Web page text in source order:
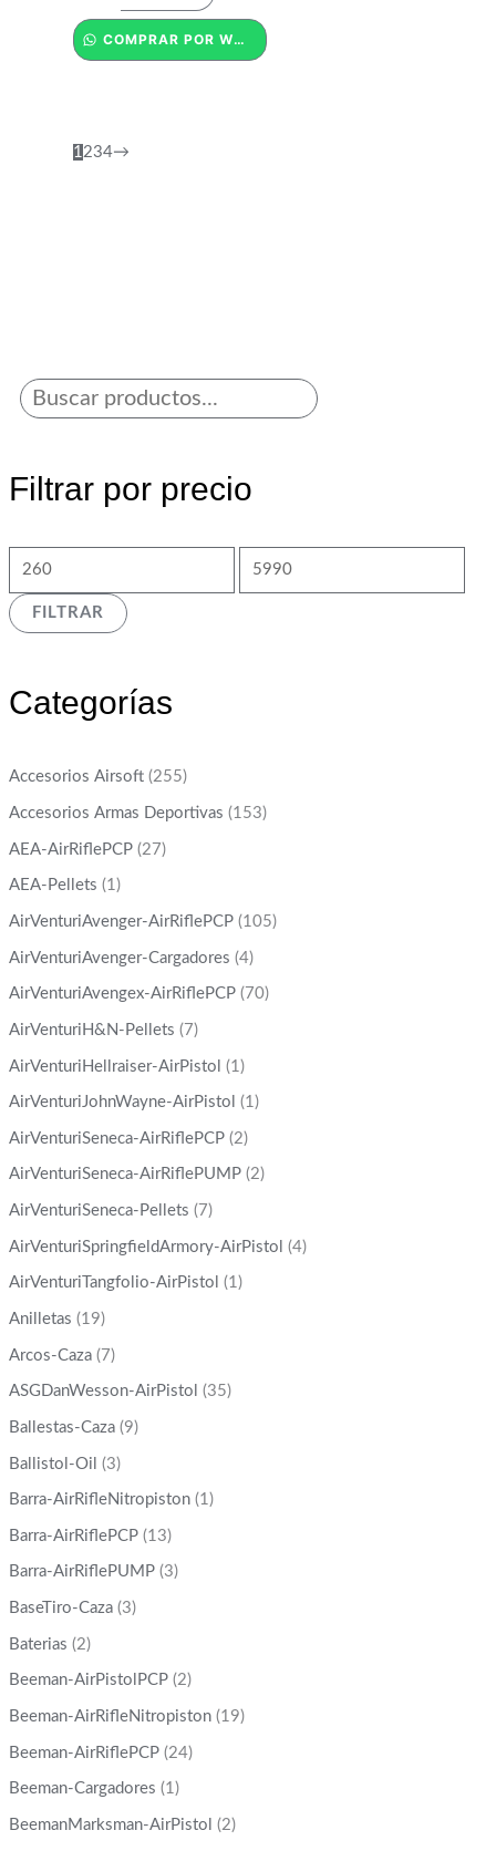
Filtrar por precio
FILTRAR
Categorías
Accesorios Airsoft (255)
Accesorios Armas Deportivas (153)
AEA-AirRiflePCP (27)
AEA-Pellets (1)
AirVenturiAvenger-AirRiflePCP (105)
AirVenturiAvenger-Cargadores (4)
AirVenturiAvengex-AirRiflePCP (70)
AirVenturiH&N-Pellets (7)
AirVenturiHellraiser-AirPistol (1)
AirVenturiJohnWayne-AirPistol (1)
AirVenturiSeneca-AirRiflePCP (2)
AirVenturiSeneca-AirRiflePUMP (2)
AirVenturiSeneca-Pellets (7)
AirVenturiSpringfieldArmory-AirPistol (4)
AirVenturiTangfolio-AirPistol (1)
Anilletas (19)
Arcos-Caza (7)
ASGDanWesson-AirPistol (35)
Ballestas-Caza (9)
Ballistol-Oil (3)
Barra-AirRifleNitropiston (1)
Barra-AirRiflePCP (13)
Barra-AirRiflePUMP (3)
BaseTiro-Caza (3)
Baterias (2)
Beeman-AirPistolPCP (2)
Beeman-AirRifleNitropiston (19)
Beeman-AirRiflePCP (24)
Beeman-Cargadores (1)
BeemanMarksman-AirPistol (2)
COMPRAR POR WHATSAPP
1 234→